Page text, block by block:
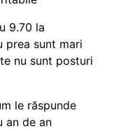
9.70 la
prea sunt mari
nu sunt posturi
le răspunde
an de an